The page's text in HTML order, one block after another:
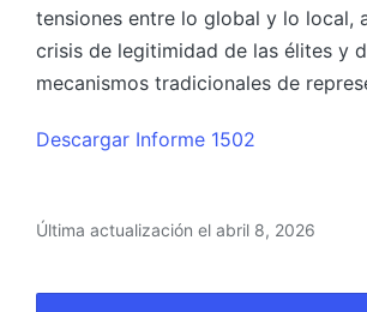
tensiones entre lo global y lo local,
crisis de legitimidad de las élites y
mecanismos tradicionales de
Descargar Informe 1502
Última actualización el abril 8, 2026